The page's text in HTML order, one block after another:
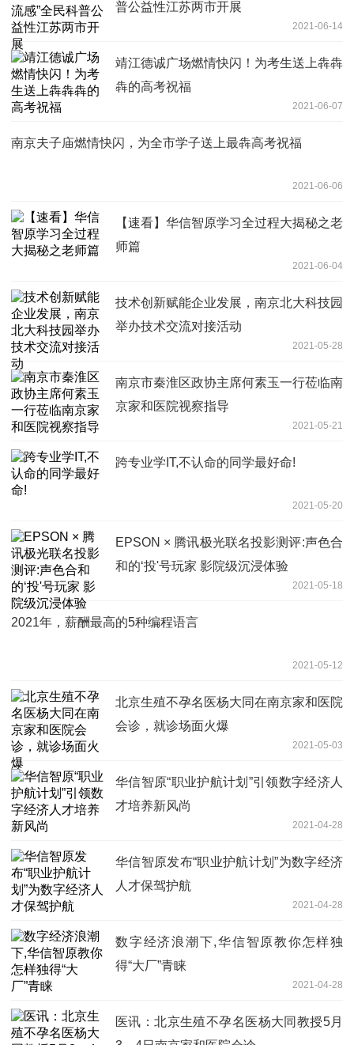
普公益性江苏两市开展
2021-06-14
靖江德诚广场燃情快闪！为考生送上犇犇
犇的高考祝福
2021-06-07
南京夫子庙燃情快闪，为全市学子送上最犇高考祝福
2021-06-06
【速看】华信智原学习全过程大揭秘之老
师篇
2021-06-04
技术创新赋能企业发展，南京北大科技园
举办技术交流对接活动
2021-05-28
南京市秦淮区政协主席何素玉一行莅临南
京家和医院视察指导
2021-05-21
跨专业学IT,不认命的同学最好命!
2021-05-20
EPSON × 腾讯极光联名投影测评:声色合
和的‘投'号玩家 影院级沉浸体验
2021-05-18
2021年，薪酬最高的5种编程语言
2021-05-12
北京生殖不孕名医杨大同在南京家和医院
会诊，就诊场面火爆
2021-05-03
华信智原“职业护航计划”引领数字经济人
才培养新风尚
2021-04-28
华信智原发布“职业护航计划”为数字经济
人才保驾护航
2021-04-28
数字经济浪潮下,华信智原教你怎样独
得“大厂”青睐
2021-04-28
医讯：北京生殖不孕名医杨大同教授5月